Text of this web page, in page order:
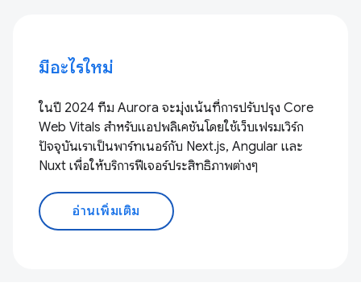
มีอะไรใหม่
ในปี 2024 ทีม Aurora จะมุ่งเน้นที่การปรับปรุง Core
Web Vitals สำหรับแอปพลิเคชันโดยใช้เว็บเฟรมเวิร์ก
ปัจจุบันเราเป็นพาร์ทเนอร์กับ Next.js, Angular และ
Nuxt เพื่อให้บริการฟีเจอร์ประสิทธิภาพต่างๆ
อ่านเพิ่มเติม